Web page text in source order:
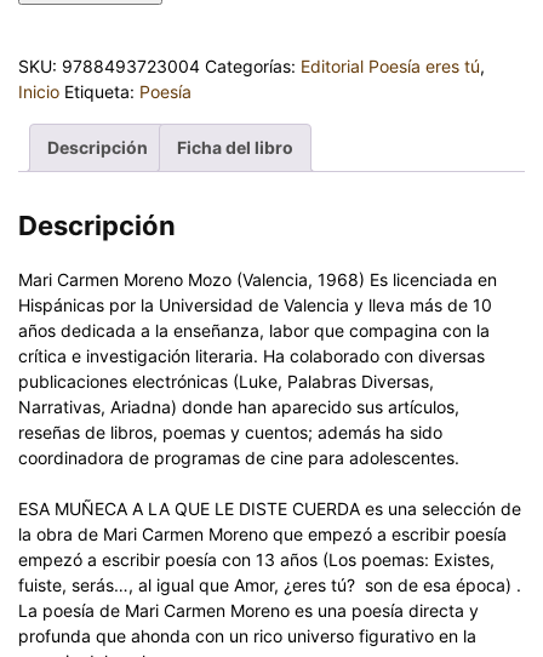
SKU: 9788493723004 Categorías: Editorial Poesía eres tú,
Inicio Etiqueta: Poesía
Descripción Ficha del libro
Descripción
Mari Carmen Moreno Mozo (Valencia, 1968) Es licenciada en
Hispánicas por la Universidad de Valencia y lleva más de 10
años dedicada a la enseñanza, labor que compagina con la
crítica e investigación literaria. Ha colaborado con diversas
publicaciones electrónicas (Luke, Palabras Diversas,
Narrativas, Ariadna) donde han aparecido sus artículos,
reseñas de libros, poemas y cuentos; además ha sido
coordinadora de programas de cine para adolescentes.
ESA MUÑECA A LA QUE LE DISTE CUERDA es una selección de
la obra de Mari Carmen Moreno que empezó a escribir poesía
empezó a escribir poesía con 13 años (Los poemas: Existes,
fuiste, serás…, al igual que Amor, ¿eres tú? son de esa época) .
La poesía de Mari Carmen Moreno es una poesía directa y
profunda que ahonda con un rico universo figurativo en la